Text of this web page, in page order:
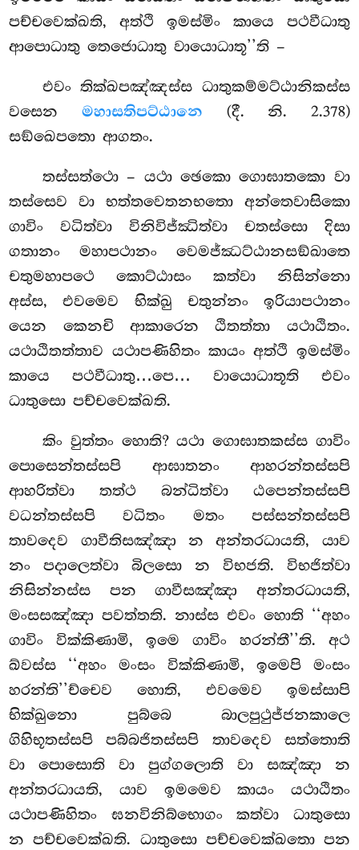
පච්චවෙක්ඛති, අත්ථි ඉමස්මිං කායෙ පථවීධාතු
ආපොධාතු තෙජොධාතු වායොධාතූ’’ති –
එවං තික්ඛපඤ්ඤස්ස ධාතුකම්මට්ඨානිකස්ස
වසෙන මහාසතිපට්ඨානෙ (දී. නි. 2.378)
සඞ්ඛෙපතො ආගතං.
තස්සත්ථො – යථා ඡෙකො ගොඝාතකො වා
තස්සෙව වා භත්තවෙතනභතො අන්තෙවාසිකො
ගාවිං වධිත්වා විනිවිජ්ඣිත්වා චතස්සො දිසා
ගතානං මහාපථානං වෙමජ්ඣට්ඨානසඞ්ඛාතෙ
චතුමහාපථෙ කොට්ඨාසං කත්වා නිසින්නො
අස්ස, එවමෙව භික්ඛු චතුන්නං ඉරියාපථානං
යෙන කෙනචි ආකාරෙන ඨිතත්තා යථාඨිතං.
යථාඨිතත්තාව යථාපණිහිතං කායං අත්ථි ඉමස්මිං
කායෙ පථවීධාතු…පෙ… වායොධාතූති එවං
ධාතුසො පච්චවෙක්ඛති.
කිං වුත්තං හොති? යථා ගොඝාතකස්ස ගාවිං
පොසෙන්තස්සපි ආඝාතනං ආහරන්තස්සපි
ආහරිත්වා තත්ථ බන්ධිත්වා ඨපෙන්තස්සපි
වධන්තස්සපි වධිතං මතං පස්සන්තස්සපි
තාවදෙව ගාවීතිසඤ්ඤා න අන්තරධායති, යාව
නං පදාලෙත්වා බිලසො න විභජති. විභජිත්වා
නිසින්නස්ස පන ගාවීසඤ්ඤා අන්තරධායති,
මංසසඤ්ඤා පවත්තති. නාස්ස එවං හොති ‘‘අහං
ගාවිං වික්කිණාමි, ඉමෙ ගාවිං හරන්තී’’ති. අථ
ඛ්වස්ස ‘‘අහං මංසං වික්කිණාමි, ඉමෙපි මංසං
හරන්ති’’ච්චෙව හොති, එවමෙව ඉමස්සාපි
භික්ඛුනො පුබ්බෙ බාලපුථුජ්ජනකාලෙ
ගිහිභූතස්සපි පබ්බජිතස්සපි තාවදෙව සත්තොති
වා පොසොති වා පුග්ගලොති වා සඤ්ඤා න
අන්තරධායති, යාව ඉමමෙව කායං යථාඨිතං
යථාපණිහිතං ඝනවිනිබ්භොගං කත්වා ධාතුසො
න පච්චවෙක්ඛති. ධාතුසො පච්චවෙක්ඛතො පන